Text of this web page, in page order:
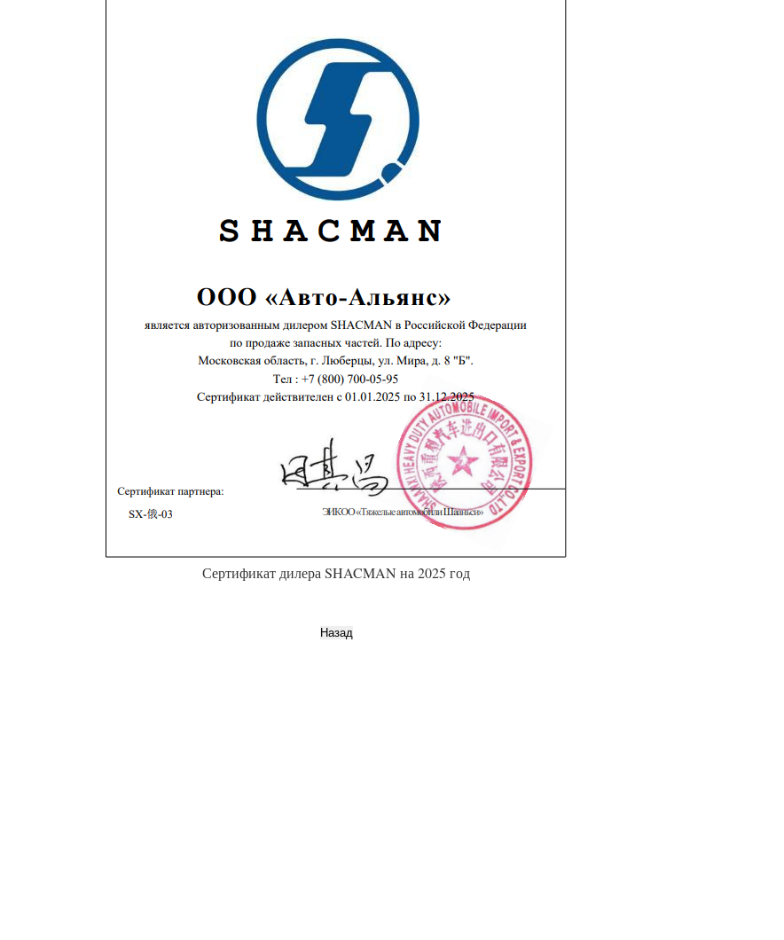
Сертификат дилера SHACMAN на 2025 год